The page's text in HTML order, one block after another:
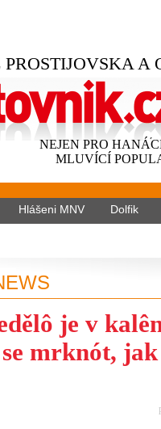
PROSTIJOVSKA
NEJEN PRO
MLUVÍCÍ
Hlášeni MNV Dolfik
je v
mrknót,